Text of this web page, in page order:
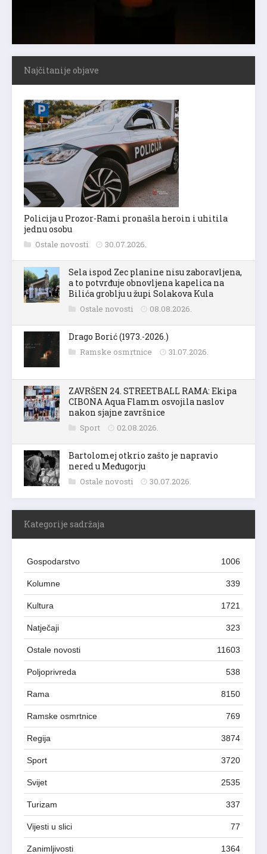
Najčitanije objave
Policija u Prozor-Rami pronašla heroin i uhitila
jednu osobu
Ostale novosti 30.07.2026.
Sela ispod Zec planine nisu zaboravljena,
a to potvrđuje obnovljena kapelica na
Bilića groblju u župi Solakova Kula
Ostale novosti 08.08.2026.
Drago Borić (1973.-2026.)
Ramske osmrtnice 31.07.2026.
ZAVRŠEN 24. STREETBALL RAMA: Ekipa
CIBONA Aqua Flamm osvojila naslov
nakon sjajne završnice
Sport 02.08.2026.
Bartolomej otkrio zašto je napravio
nered u Međugorju
Ostale novosti 30.07.2026.
Kategorije sadržaja
Gospodarstvo 1006
Kolumne 339
Kultura 1721
Natječaji 323
Ostale novosti 11603
Poljoprivreda 538
Rama 8150
Ramske osmrtnice 769
Regija 3874
Sport 3720
Svijet 2535
Turizam 337
Vijesti u slici 77
Zanimljivosti 1364